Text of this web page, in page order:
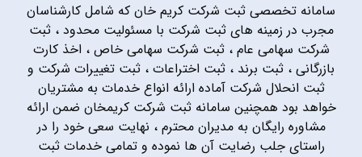
سامانه تخصصی ثبت شرکت کریم خان که شامل کارشناسان
مجرب در زمینه های ثبت شرکت با مسئولیت محدود ، ثبت
شرکت سهامی عام ، ثبت شرکت سهامی خاص ، اخذ کارت
بازرگانی ، ثبت برند ، ثبت اختراعات ، ثبت تغییرات شرکت و
ثبت انحلال شرکت آماده ارائه انواع خدمات به مشتریان
خواهد بود همچنین سامانه ثبت شرکت کریمخان ضمن ارائه
مشاوره رایگان به مدیران محترم ، نهایت سعی خود را در
راستای جلب رضایت آن ها نموده و تمامی خدمات ثبت